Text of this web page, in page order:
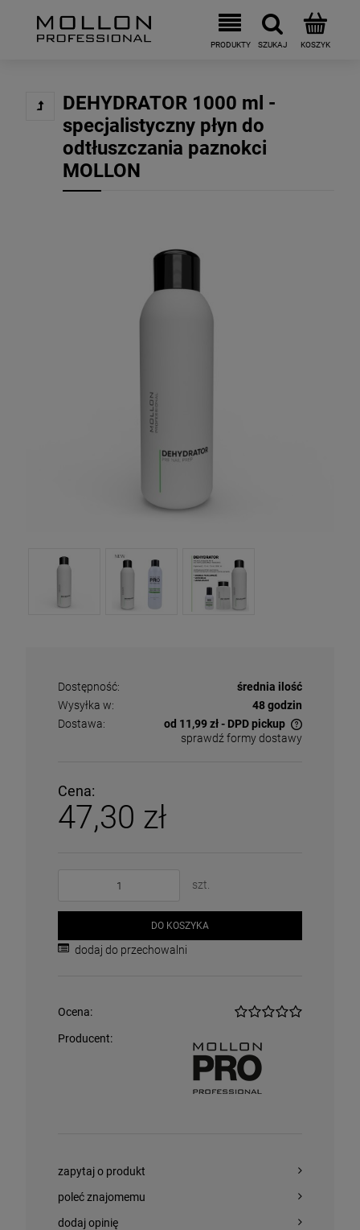
DEHYDRATOR 1000 ml -
specjalistyczny płyn do
odtłuszczania paznokci
MOLLON
Dostępność:
średnia ilość
Wysyłka w:
48 godzin
Dostawa:
od 11,99 zł- DPD pickup
Cena nie zawiera ewentualnych kosztów płatności
sprawdź formy dostawy
Cena:
47,30 zł
szt.
DO KOSZYKA
dodaj do przechowalni
Ocena:
Producent:
zapytaj o produkt
poleć znajomemu
dodaj opinię